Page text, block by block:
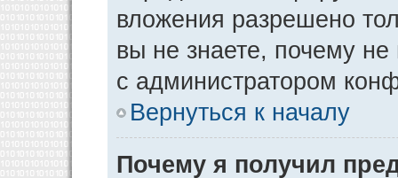
вложения разрешено
вы не знаете, почему
с администратором
Вернуться к началу
Почему я получил